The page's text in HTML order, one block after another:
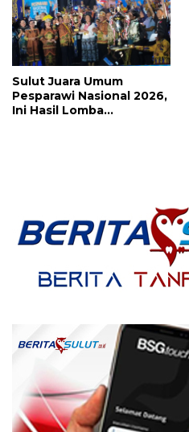
Sulut Juara Umum
Pesparawi Nasional 2026,
Ini Hasil Lomba